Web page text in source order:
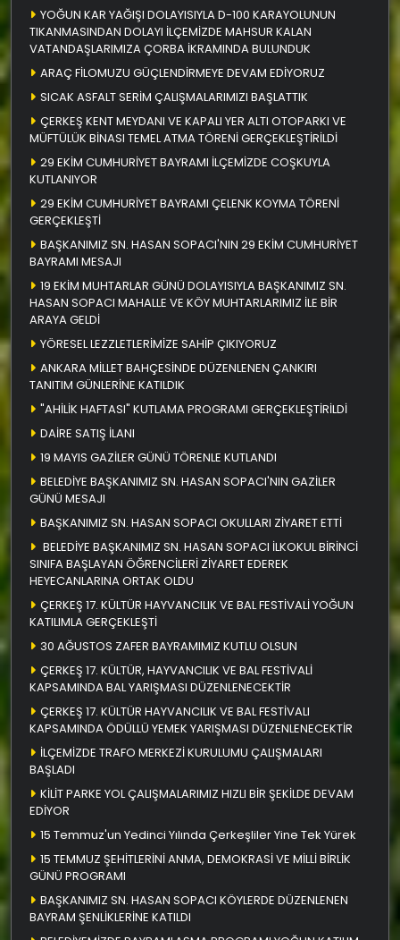
YOĞUN KAR YAĞIŞI DOLAYISIYLA D-100 KARAYOLUNUN
TIKANMASINDAN DOLAYI İLÇEMİZDE MAHSUR KALAN
VATANDAŞLARIMIZA ÇORBA İKRAMINDA BULUNDUK
ARAÇ FİLOMUZU GÜÇLENDİRMEYE DEVAM EDİYORUZ
SICAK ASFALT SERİM ÇALIŞMALARIMIZI BAŞLATTIK
ÇERKEŞ KENT MEYDANI VE KAPALI YER ALTI OTOPARKI VE
MÜFTÜLÜK BİNASI TEMEL ATMA TÖRENİ GERÇEKLEŞTİRİLDİ
29 EKİM CUMHURİYET BAYRAMI İLÇEMİZDE COŞKUYLA
KUTLANIYOR
29 EKİM CUMHURİYET BAYRAMI ÇELENK KOYMA TÖRENİ
GERÇEKLEŞTİ
BAŞKANIMIZ SN. HASAN SOPACI'NIN 29 EKİM CUMHURİYET
BAYRAMI MESAJI
19 EKİM MUHTARLAR GÜNÜ DOLAYISIYLA BAŞKANIMIZ SN.
HASAN SOPACI MAHALLE VE KÖY MUHTARLARIMIZ İLE BİR
ARAYA GELDİ
YÖRESEL LEZZLETLERİMİZE SAHİP ÇIKIYORUZ
ANKARA MİLLET BAHÇESİNDE DÜZENLENEN ÇANKIRI
TANITIM GÜNLERİNE KATILDIK
"AHİLİK HAFTASI" KUTLAMA PROGRAMI GERÇEKLEŞTİRİLDİ
DAİRE SATIŞ İLANI
19 MAYIS GAZİLER GÜNÜ TÖRENLE KUTLANDI
BELEDİYE BAŞKANIMIZ SN. HASAN SOPACI'NIN GAZİLER
GÜNÜ MESAJI
BAŞKANIMIZ SN. HASAN SOPACI OKULLARI ZİYARET ETTİ
BELEDİYE BAŞKANIMIZ SN. HASAN SOPACI İLKOKUL BİRİNCİ
SINIFA BAŞLAYAN ÖĞRENCİLERİ ZİYARET EDEREK
HEYECANLARINA ORTAK OLDU
ÇERKEŞ 17. KÜLTÜR HAYVANCILIK VE BAL FESTİVALİ YOĞUN
KATILIMLA GERÇEKLEŞTİ
30 AĞUSTOS ZAFER BAYRAMIMIZ KUTLU OLSUN
ÇERKEŞ 17. KÜLTÜR, HAYVANCILIK VE BAL FESTİVALİ
KAPSAMINDA BAL YARIŞMASI DÜZENLENECEKTİR
ÇERKEŞ 17. KÜLTÜR HAYVANCILIK VE BAL FESTİVALI
KAPSAMINDA ÖDÜLLÜ YEMEK YARIŞMASI DÜZENLENECEKTİR
İLÇEMİZDE TRAFO MERKEZİ KURULUMU ÇALIŞMALARI
BAŞLADI
KİLİT PARKE YOL ÇALIŞMALARIMIZ HIZLI BİR ŞEKİLDE DEVAM
EDİYOR
15 Temmuz'un Yedinci Yılında Çerkeşliler Yine Tek Yürek
15 TEMMUZ ŞEHİTLERİNİ ANMA, DEMOKRASİ VE MİLLİ BİRLİK
GÜNÜ PROGRAMI
BAŞKANIMIZ SN. HASAN SOPACI KÖYLERDE DÜZENLENEN
BAYRAM ŞENLİKLERİNE KATILDI